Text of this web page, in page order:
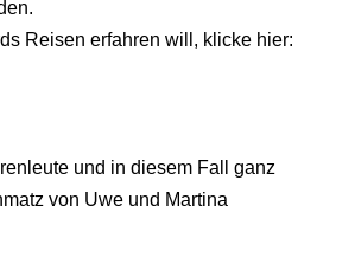
Reisen erfahren will, klicke hier:
und in diesem Fall ganz
von Uwe und Martina